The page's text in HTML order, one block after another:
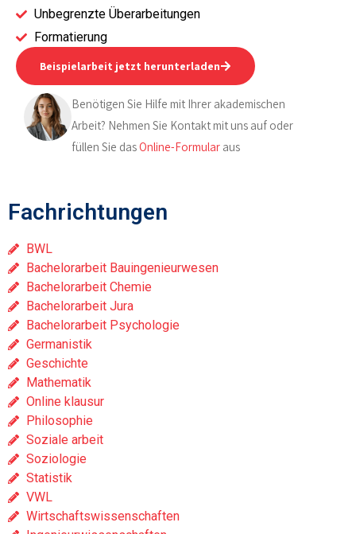
Unbegrenzte Überarbeitungen
Formatierung
Beispielarbeit jetzt herunterladen
Benötigen Sie Hilfe mit Ihrer akademischen
Arbeit? Nehmen Sie Kontakt mit uns auf oder
füllen Sie dasOnline-Formular aus
Fachrichtungen
BWL
Bachelorarbeit Bauingenieurwesen
Bachelorarbeit Chemie
Bachelorarbeit Jura
Bachelorarbeit Psychologie
Germanistik
Geschichte
Mathematik
Online klausur
Philosophie
Soziale arbeit
Soziologie
Statistik
VWL
Wirtschaftswissenschaften